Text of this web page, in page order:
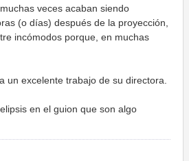
veces acaban siendo
(o días) después de la proyección,
incómodos porque, en muchas
excelente trabajo de su directora.
en el guion que son algo